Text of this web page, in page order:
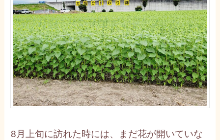
8月上旬に訪れた時には、まだ花が開いていな